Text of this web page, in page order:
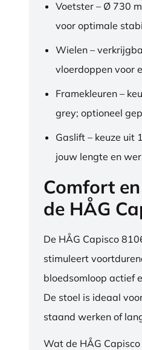
Voetster – Ø 730
voor optimale
Wielen –
vloerdoppen voor
Framekleuren –
grey; optioneel
Gaslift – keuze uit
jouw lengte en
Comfort
de HÅG
De HÅG Capisco
stimuleert
bloedsomloop actief
De stoel is ideaal
staand werken of
Wat de HÅG